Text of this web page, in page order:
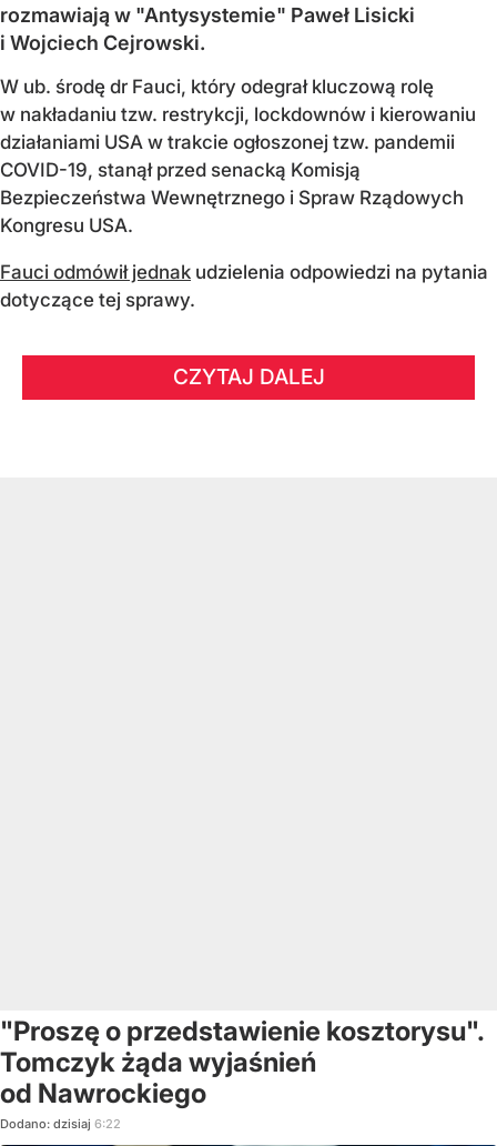
rozmawiają w "Antysystemie" Paweł Lisicki
i Wojciech Cejrowski.
W ub. środę dr Fauci, który odegrał kluczową rolę
w nakładaniu tzw. restrykcji, lockdownów i kierowaniu
działaniami USA w trakcie ogłoszonej tzw. pandemii
COVID-19, stanął przed senacką Komisją
Bezpieczeństwa Wewnętrznego i Spraw Rządowych
Kongresu USA.
Fauci odmówił jednak udzielenia odpowiedzi na pytania
dotyczące tej sprawy.
CZYTAJ DALEJ
"Proszę o przedstawienie kosztorysu".
Tomczyk żąda wyjaśnień
od Nawrockiego
Dodano: dzisiaj 6:22